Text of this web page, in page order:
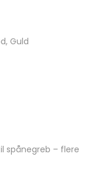
Guld
spånegreb – flere